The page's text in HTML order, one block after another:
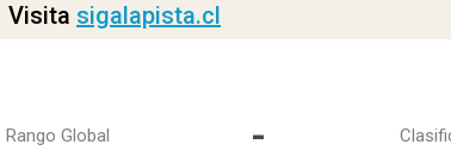
Visita sigalapista.cl
Rango Global -